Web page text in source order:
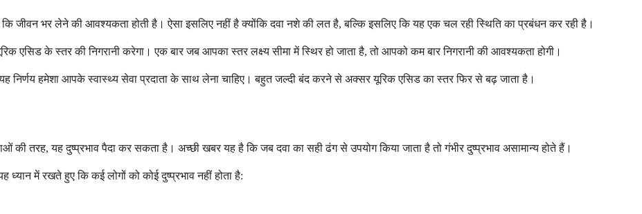
जीवन भर लेने की आवश्यकता होती है। ऐसा इसलिए नहीं है क्योंकि दवा नशे की लत है, बल्कि इसलिए कि यह एक चल रही स्थिति का प्रबंधन कर रही है।
के स्तर की निगरानी करेगा। एक बार जब आपका स्तर लक्ष्य सीमा में स्थिर हो जाता है, तो आपको कम बार निगरानी की आवश्यकता होगी।
हमेशा आपके स्वास्थ्य सेवा प्रदाता के साथ लेना चाहिए। बहुत जल्दी बंद करने से अक्सर यूरिक एसिड का स्तर फिर से बढ़ जाता है।
तरह, यह दुष्प्रभाव पैदा कर सकता है। अच्छी खबर यह है कि जब दवा का सही ढंग से उपयोग किया जाता है तो गंभीर दुष्प्रभाव असामान्य होते हैं।
में रखते हुए कि कई लोगों को कोई दुष्प्रभाव नहीं होता है: